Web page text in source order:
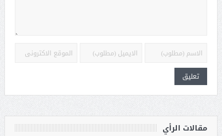
مقالات الرأي